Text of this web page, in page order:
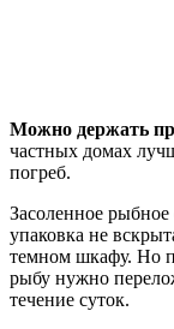
Можно держать
частных домах
погреб.
Засоленное
упаковка не
темном шкафу. Но
рыбу нужно
течение суток.